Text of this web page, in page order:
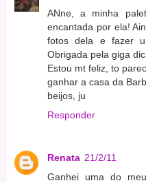
ANne, a minha
encantada por ela!
fotos dela e fazer
Obrigada pela giga
Estou mt feliz, to
ganhar a casa da
beijos, ju
Responder
Renata 21/2/11
Ganhei uma do